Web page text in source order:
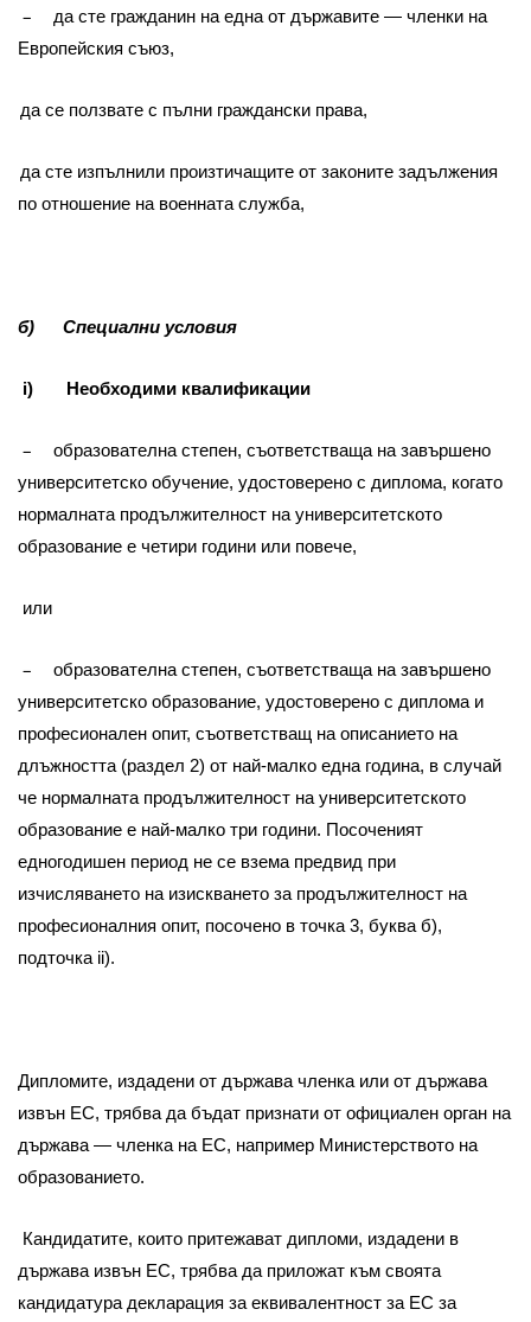
–
да сте гражданин на една от държавите — членки на
Европейския съюз,
да се ползвате с пълни граждански права,
да сте изпълнили произтичащите от законите задължения
по отношение на военната служба,
б) Специални условия
i) Необходими квалификации
–
образователна степен, съответстваща на завършено
университетско обучение, удостоверено с диплома, когато
нормалната продължителност на университетското
образование е четири години или повече,
или
–
образователна степен, съответстваща на завършено
университетско образование, удостоверено с диплома и
професионален опит, съответстващ на описанието на
длъжността (раздел 2) от най-малко една година, в случай
че нормалната продължителност на университетското
образование е най-малко три години. Посоченият
едногодишен период не се взема предвид при
изчисляването на изискването за продължителност на
професионалния опит, посочено в точка 3, буква б),
подточка ii).
Дипломите, издадени от държава членка или от държава
извън ЕС, трябва да бъдат признати от официален орган на
държава — членка на ЕС, например Министерството на
образованието.
Кандидатите, които притежават дипломи, издадени в
държава извън ЕС, трябва да приложат към своята
кандидатура декларация за еквивалентност за ЕС за